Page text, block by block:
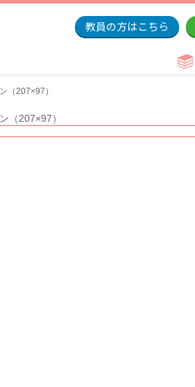
教員の方はこちら
（207×97）
（207×97）